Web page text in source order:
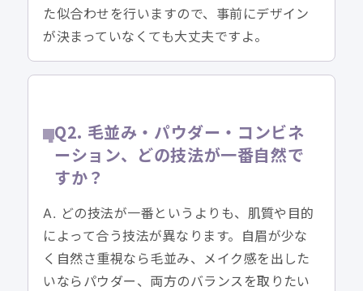
た似合わせを行いますので、事前にデザイン
が決まっていなくても大丈夫ですよ。
Q2. 毛並み・パウダー・コンビネ
ーション、どの技法が一番自然で
すか？
A. どの技法が一番というよりも、肌質や目的
によって合う技法が異なります。自眉が少な
く自然さ重視なら毛並み、メイク感を出した
いならパウダー、両方のバランスを取りたい